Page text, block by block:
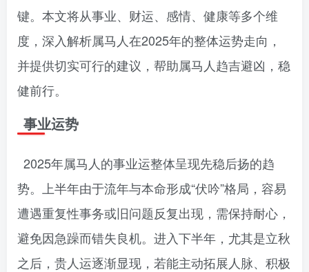
键。本文将从事业、财运、感情、健康等多个维
度，深入解析属马人在2025年的整体运势走向，
并提供切实可行的建议，帮助属马人趋吉避凶，稳
健前行。
事业运势
2025年属马人的事业运整体呈现先稳后扬的趋
势。上半年由于流年与本命形成“伏吟”格局，容易
遭遇重复性事务或旧问题反复出现，需保持耐心，
避免因急躁而错失良机。进入下半年，尤其是立秋
之后，贵人运逐渐显现，若能主动拓展人脉、积极